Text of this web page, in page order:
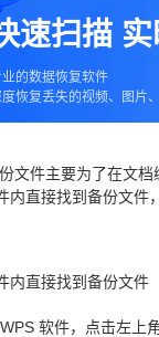
速扫描
的数据恢复软件
恢复丢失的视频、图片
文件主要为了在文
内直接找到备份文件
内直接找到备份文件
软件，点击左上